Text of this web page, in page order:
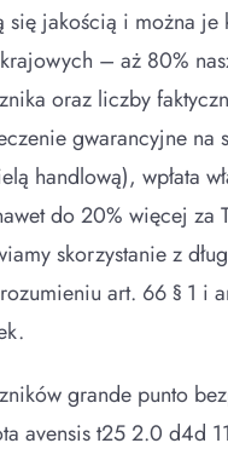
się jakością i można
– aż 80%
oraz liczby
gwarancyjne na
handlową), wpłata
do 20% więcej
skorzystanie z
art. 66 § 1 i
grande punto
avensis t25 2.0 d4d